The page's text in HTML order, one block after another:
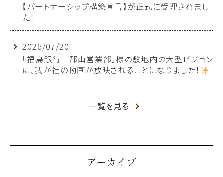
【パートナーシップ構築宣言】が正式に受理されまし
た！
2026/07/20
「福島銀行 郡山営業部」様の敷地内の大型ビジョン
に、我が社の動画が放映されることになりました！
一覧を見る
アーカイブ